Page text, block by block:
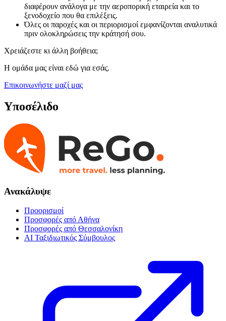
διαφέρουν ανάλογα με την αεροπορική εταιρεία και το
ξενοδοχείο που θα επιλέξεις.
Όλες οι παροχές και οι περιορισμοί εμφανίζονται αναλυτικά
πριν ολοκληρώσεις την κράτησή σου.
Χρειάζεστε κι άλλη βοήθεια;
Η ομάδα μας είναι εδώ για εσάς.
Επικοινωνήστε μαζί μας
Υποσέλιδο
Ανακάλυψε
Προορισμοί
Προσφορές από Αθήνα
Προσφορές από Θεσσαλονίκη
AI Ταξιδιωτικός Σύμβουλος